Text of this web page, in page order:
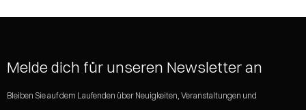
Melde dich für unseren Newsletter an
Bleiben Sie auf dem Laufenden über Neuigkeiten, Veranstaltungen und